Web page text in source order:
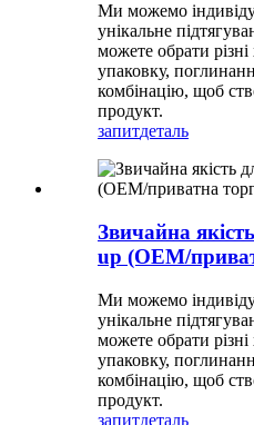
Ми можемо
унікальне
можете обрати
упаковку,
комбінацію, щоб
продукт.
запитдеталь
Звичайна
up (OEM/
Ми можемо
унікальне
можете обрати
упаковку,
комбінацію, щоб
продукт.
запитдеталь